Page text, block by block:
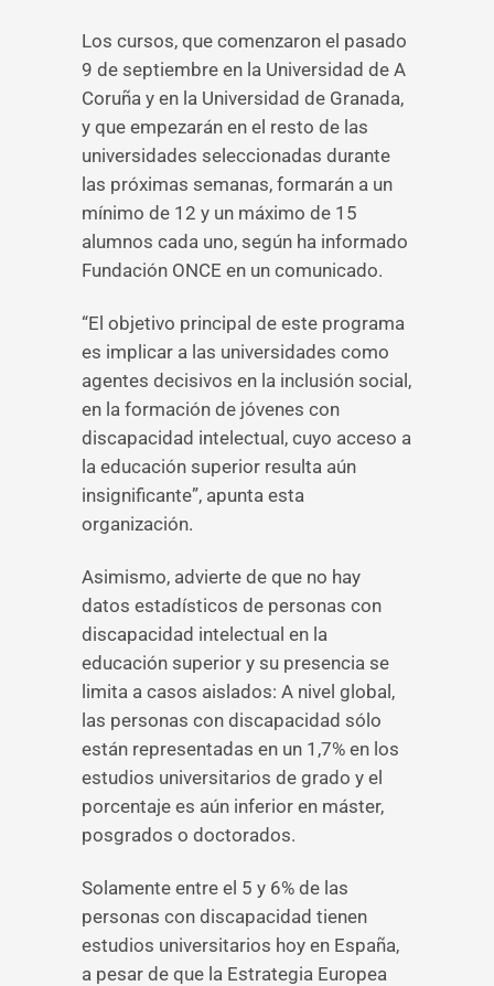
Los cursos, que comenzaron el pasado
9 de septiembre en la Universidad de A
Coruña y en la Universidad de Granada,
y que empezarán en el resto de las
universidades seleccionadas durante
las próximas semanas, formarán a un
mínimo de 12 y un máximo de 15
alumnos cada uno, según ha informado
Fundación ONCE en un comunicado.
“El objetivo principal de este programa
es implicar a las universidades como
agentes decisivos en la inclusión social,
en la formación de jóvenes con
discapacidad intelectual, cuyo acceso a
la educación superior resulta aún
insignificante”, apunta esta
organización.
Asimismo, advierte de que no hay
datos estadísticos de personas con
discapacidad intelectual en la
educación superior y su presencia se
limita a casos aislados: A nivel global,
las personas con discapacidad sólo
están representadas en un 1,7% en los
estudios universitarios de grado y el
porcentaje es aún inferior en máster,
posgrados o doctorados.
Solamente entre el 5 y 6% de las
personas con discapacidad tienen
estudios universitarios hoy en España,
a pesar de que la Estrategia Europea